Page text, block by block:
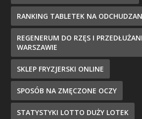
RANKING TABLETEK NA
REGENERUM DO RZĘS I
WARSZAWIE
SKLEP FRYZJERSKI ONLINE
SPOSÓB NA ZMĘCZONE OCZY
STATYSTYKI LOTTO DUŻY LOTEK